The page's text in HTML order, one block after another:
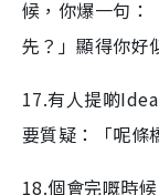
候，你爆一句：
先？」顯得你好
17.有人提啲
要質疑：「呢條
18.個會完嘅時